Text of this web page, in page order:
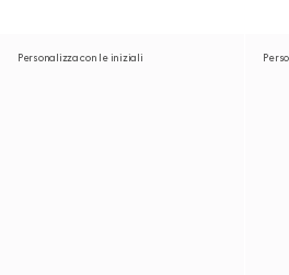
Personalizza con le iniziali